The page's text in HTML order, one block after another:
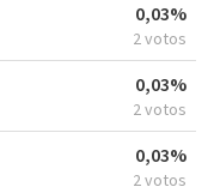
0,03%
2 votos
0,03%
2 votos
0,03%
2 votos